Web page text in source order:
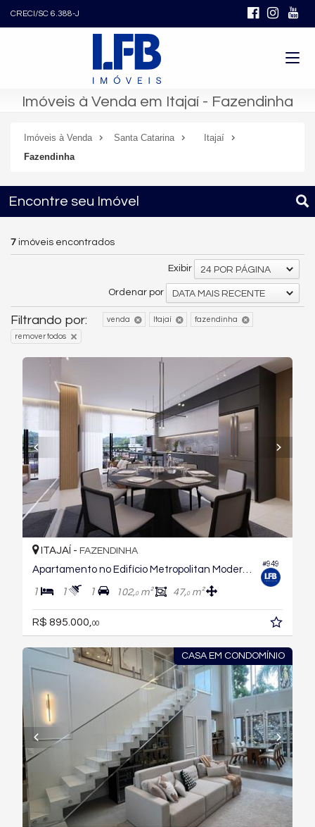
CRECI/SC 6.388-J
Imóveis à Venda em Itajaí - Fazendinha
Imóveis à Venda Santa Catarina
Itajaí
Fazendinha
Encontre seu Imóvel
7 imóveis encontrados
Exibir 24 POR PÁGINA
Ordenar por DATA MAIS RECENTE
Filtrando por: venda Itajaí fazendinha
remover todos
#949
ITAJAÍ - FAZENDINHA
Apartamento no Edifício Metropolitan Modern Residences
1 1 1 102,0m² 47,0m²
R$ 895.000, 00
CASA EM CONDOMÍNIO